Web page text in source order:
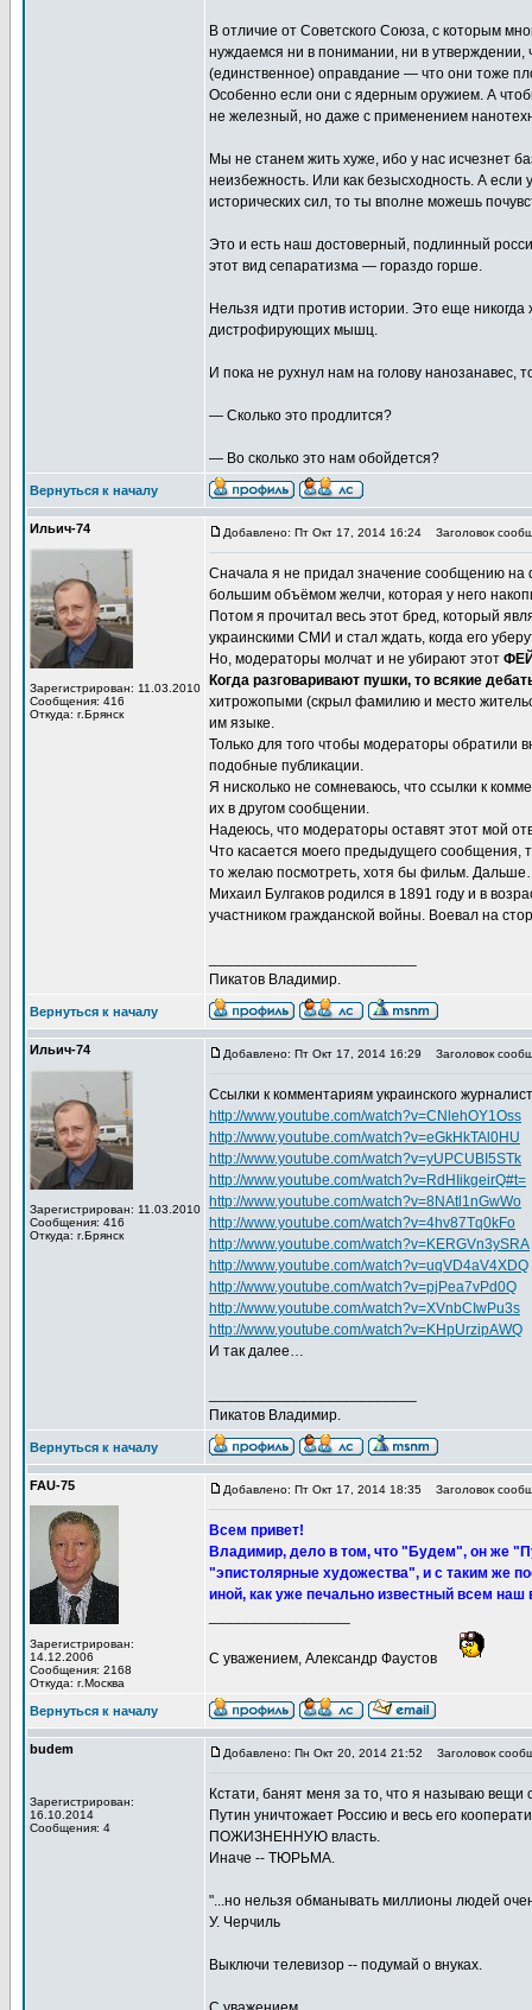
В отличие от Советского Союза, с которым
нуждаемся ни в понимании, ни в
(единственное) оправдание — что они тоже
Особенно если они с ядерным оружием. А
не железный, но даже с применением
Мы не станем жить хуже, ибо у нас исчезнет
неизбежность. Или как безысходность. А если
исторических сил, то ты вполне можешь
Это и есть наш достоверный, подлинный
этот вид сепаратизма — гораздо горше.
Нельзя идти против истории. Это еще
дистрофирующих мышц.
И пока не рухнул нам на голову нанозанавес,
— Сколько это продлится?
— Во сколько это нам обойдется?
Вернуться к началу
Ильич-74
Зарегистрирован: 11.03.2010
Сообщения: 416
Откуда: г.Брянск
Добавлено: Пт Окт 17, 2014 16:24 Заголовок
Сначала я не придал значение сообщению на
большим объёмом желчи, которая у него
Потом я прочитал весь этот бред, который
украинскими СМИ и стал ждать, когда его
Но, модераторы молчат и не убирают этот
Когда разговаривают пушки, то всякие
хитрожопыми (скрыл фамилию и место
им языке.
Только для того чтобы модераторы
подобные публикации.
Я нисколько не сомневаюсь, что ссылки к
их в другом сообщении.
Надеюсь, что модераторы оставят этот мой
Что касается моего предыдущего сообщения,
то желаю посмотреть, хотя бы фильм.
Михаил Булгаков родился в 1891 году и в
участником гражданской войны. Воевал на
Пикатов Владимир.
Вернуться к началу
Ильич-74
Зарегистрирован: 11.03.2010
Сообщения: 416
Откуда: г.Брянск
Добавлено: Пт Окт 17, 2014 16:29 Заголовок
Ссылки к комментариям украинского
http://www.youtube.com/watch?v=CNlehOY1Oss
http://www.youtube.com/watch?v=eGkHkTAl0HU
http://www.youtube.com/watch?v=yUPCUBI5STk
http://www.youtube.com/watch?v=RdHIikgeirQ#t=
http://www.youtube.com/watch?v=8NAtl1nGwWo
http://www.youtube.com/watch?v=4hv87Tq0kFo
http://www.youtube.com/watch?v=KERGVn3ySRA
http://www.youtube.com/watch?v=uqVD4aV4XDQ
http://www.youtube.com/watch?v=pjPea7vPd0Q
http://www.youtube.com/watch?v=XVnbCIwPu3s
http://www.youtube.com/watch?v=KHpUrzipAWQ
И так далее…
Пикатов Владимир.
Вернуться к началу
FAU-75
Зарегистрирован:
14.12.2006
Сообщения: 2168
Откуда: г.Москва
Добавлено: Пт Окт 17, 2014 18:35 Заголовок
Всем привет!
Владимир, дело в том, что "Будем", он же
"эпистолярные художества", и с таким же
иной, как уже печально известный всем
С уважением, Александр Фаустов
Вернуться к началу
budem
Зарегистрирован:
16.10.2014
Сообщения: 4
Добавлено: Пн Окт 20, 2014 21:52 Заголовок
Кстати, банят меня за то, что я называю вещи
Путин уничтожает Россию и весь его
ПОЖИЗНЕННУЮ власть.
Иначе -- ТЮРЬМА.
"...но нельзя обманывать миллионы людей
У. Черчиль
Выключи телевизор -- подумай о внуках.